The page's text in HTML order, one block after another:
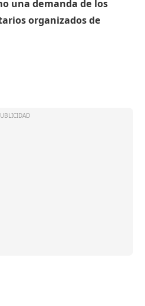
una demanda de los
organizados de